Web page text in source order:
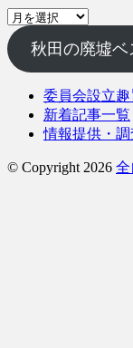
ア
ー
カ
イ
秋田の廃墟ベ
委員会設立趣
新着記事一覧
情報提供・
© Copyright 2026 全